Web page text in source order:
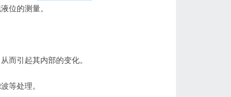
位的测量。
引起其内部的变化。
等处理。